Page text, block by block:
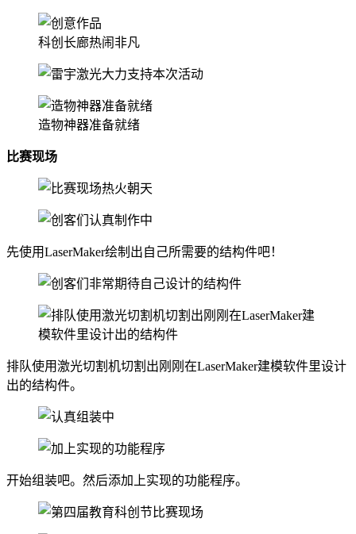
科创长廊热闹非凡
造物神器准备就绪
比赛现场
先使用LaserMaker绘制出自己所需要的结构件吧！
排队使用激光切割机切割出刚刚在LaserMaker建模软件里设计
出的结构件。
开始组装吧。然后添加上实现的功能程序。